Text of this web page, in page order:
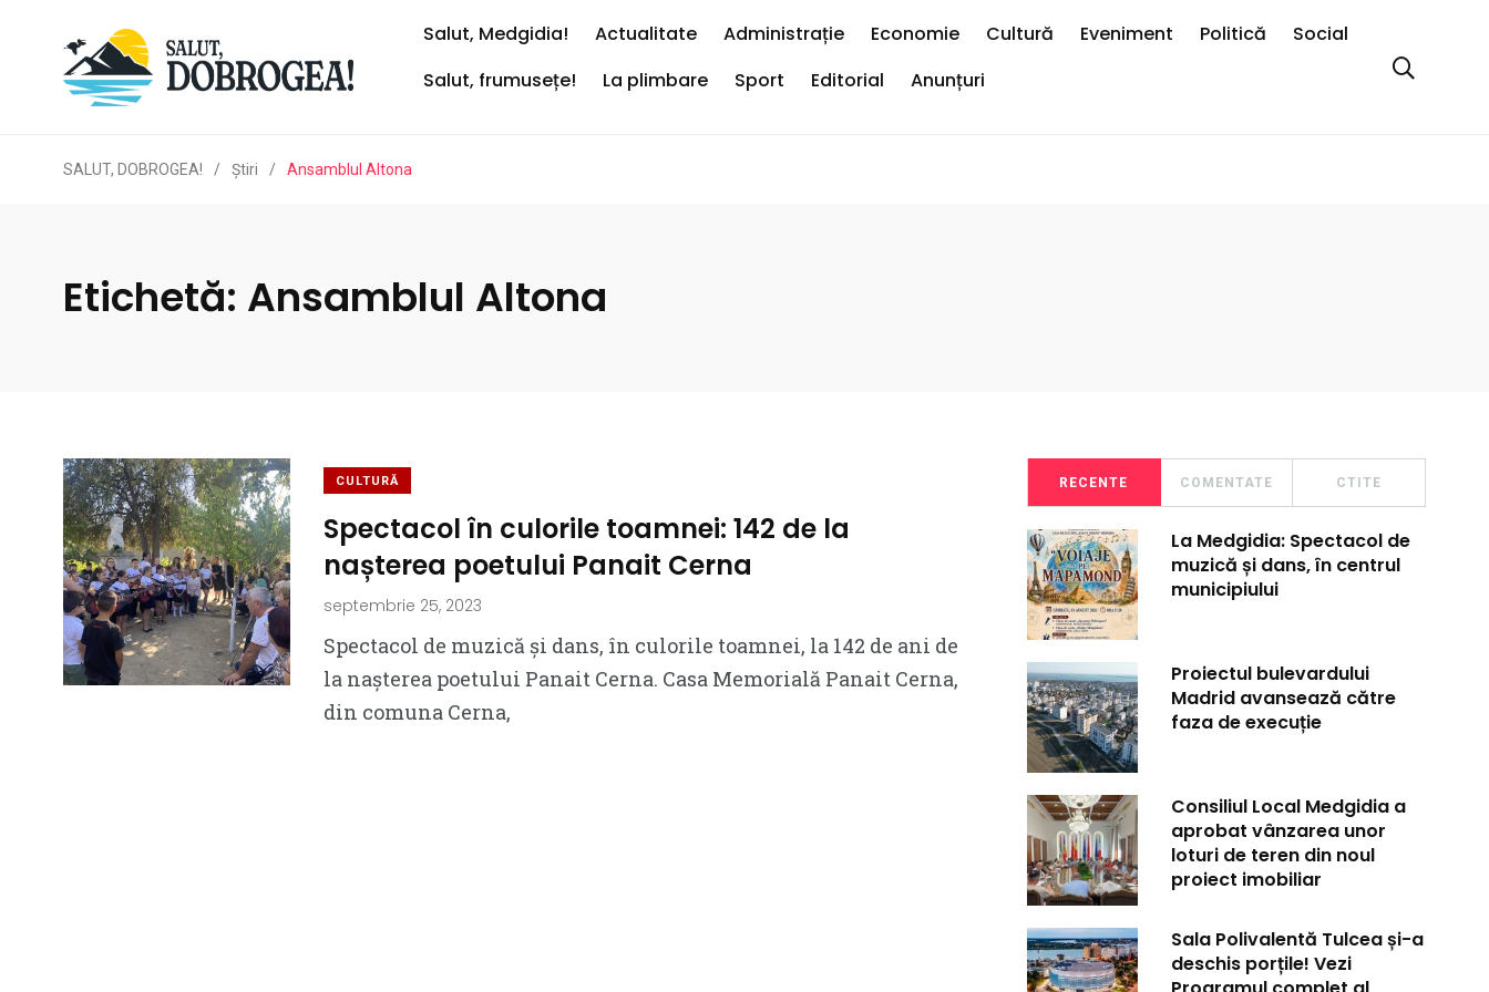
Salut, Medgidia! Actualitate Administrație Economie Cultură Eveniment Politică
Social
Salut, frumusețe!
La plimbare Sport Editorial Anunțuri
SALUT, DOBROGEA! / Ştiri / Ansamblul Altona
Etichetă: Ansamblul Altona
CULTURĂ
Spectacol în culorile toamnei: 142 de la
nașterea poetului Panait Cerna
septembrie 25, 2023
Spectacol de muzică și dans, în culorile toamnei, la 142 de ani de
la nașterea poetului Panait Cerna. Casa Memorială Panait Cerna,
din comuna Cerna,
RECENTE COMENTATE CTITE
La Medgidia: Spectacol de
muzică și dans, în centrul
municipiului
Proiectul bulevardului
Madrid avansează către
faza de execuție
Consiliul Local Medgidia a
aprobat vânzarea unor
loturi de teren din noul
proiect imobiliar
Sala Polivalentă Tulcea și-a
deschis porțile! Vezi